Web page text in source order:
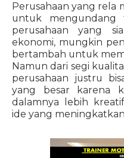
Perusahaan yang rela
untuk mengundang
perusahaan yang
ekonomi, mungkin
bertambah untuk
Namun dari segi
perusahaan justru
yang besar karena
dalamnya lebih
ide yang